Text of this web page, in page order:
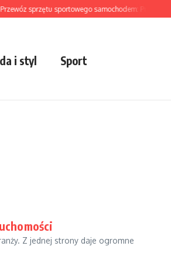
sprzętu sportowego samochodem: Praktyczny
i styl Sport
Z jednej strony daje ogromne